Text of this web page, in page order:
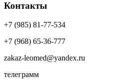
Контакты
+7 (985) 81-77-534
+7 (968) 65-36-777
zakaz-leomed@yandex.ru
телеграмм